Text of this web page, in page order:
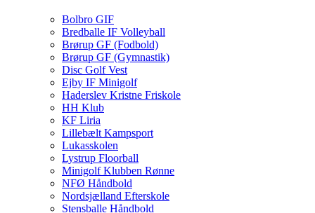
Bolbro GIF
Bredballe IF Volleyball
Brørup GF (Fodbold)
Brørup GF (Gymnastik)
Disc Golf Vest
Ejby IF Minigolf
Haderslev Kristne Friskole
HH Klub
KF Liria
Lillebælt Kampsport
Lukasskolen
Lystrup Floorball
Minigolf Klubben Rønne
NFØ Håndbold
Nordsjælland Efterskole
Stensballe Håndbold